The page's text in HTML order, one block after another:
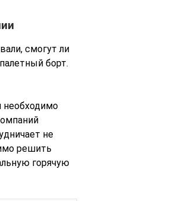
смогут ли
борт.
необходимо
не
решить
горячую